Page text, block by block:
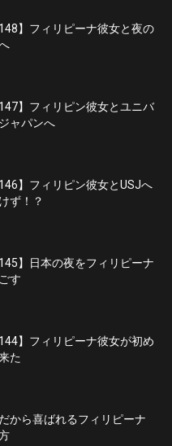
】フィリピーナ彼女と夜の
】フィリピン彼女とユニバ
ャパンへ
】フィリピン彼女とUSJへ
ず！？
】日本の夜をフィリピーナ
す
】フィリピーナ彼女が初め
た
から喜ばれるフィリピーナ